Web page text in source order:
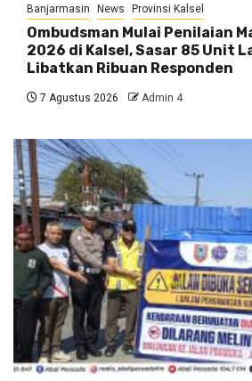
Banjarmasin News Provinsi Kalsel
Ombudsman Mulai Penilaian
2026 di Kalsel, Sasar 85 Unit
Libatkan Ribuan Responden
7 Agustus 2026 Admin 4